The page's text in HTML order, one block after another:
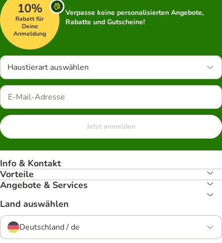
10%
Rabatt für
Deine
Anmeldung
Verpasse keine personalisierten Angebote,
Rabatte und Gutscheine!
Haustierart auswählen
Jetzt anmelden
Info & Kontakt
Vorteile
Angebote & Services
Land auswählen
Deutschland / de